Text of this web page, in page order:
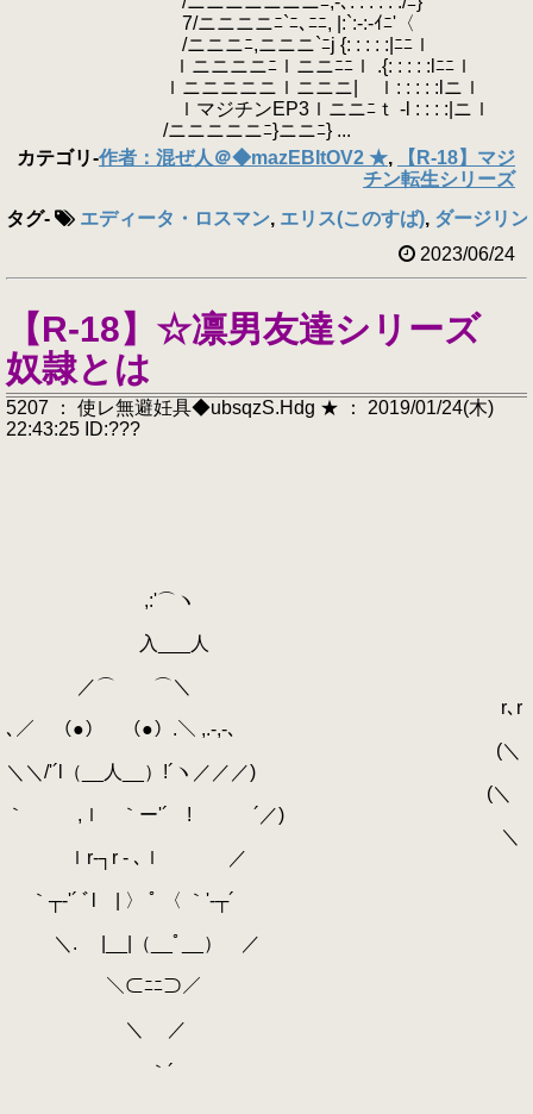
7/ニニニニﾆ`ﾆ､ﾆﾆ, |:`:-:-ｲﾆ'〈
/ニニニﾆ,ニニニ`ﾆj {: : : : :|ﾆﾆｌ
ｌニニニニﾆｌニニﾆﾆｌ .{: : : : :lﾆﾆｌ
ｌニニニニニｌニニニ| ｌ: : : : :lニｌ
ｌマジチンEP3ｌニニﾆｔ -l : : : :|ニｌ
/ニニニニニﾆ}ニニﾆ} ...
カテゴリ-作者：混ぜ人＠◆mazEBItOV2 ★,
【R-18】マジ
チン転生シリーズ
タグ- エディータ・ロスマン, エリス(このすば), ダージリ
2023/06/24
【R-18】☆凛男友達シリーズ
奴隷とは
5207 ： 使レ無避妊具◆ubsqzS.Hdg ★ ： 2019/01/24(木)
22:43:25 ID:???
,:'⌒ヽ
入___人
／⌒ ⌒＼
r､r
､／ （●） （●）.＼ ,.-,-､
(＼
＼＼/'´l（__人__）!´ヽ／／／)
(＼
｀ ,ｌ ｀ー'´ ! ´／)
＼
ｌr‐┐r ‐ ､ｌ ／
｀┬‐'´ ﾞl | 〉 ﾟ 〈 ｀'‐┬´
＼. |__|（__ﾟ__） ／
＼⊂ﾆﾆ⊃／
＼ ／
｀´